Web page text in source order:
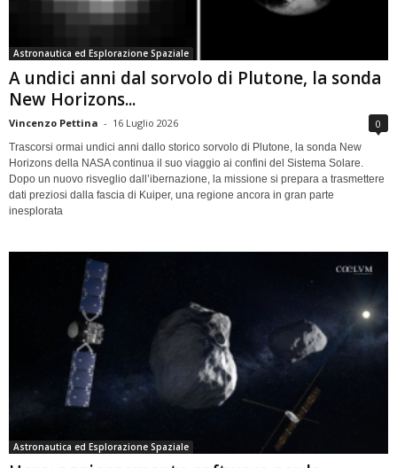
Astronautica ed Esplorazione Spaziale
A undici anni dal sorvolo di Plutone, la sonda
New Horizons...
Vincenzo Pettina - 16 Luglio 2026 0
Trascorsi ormai undici anni dallo storico sorvolo di Plutone, la sonda New
Horizons della NASA continua il suo viaggio ai confini del Sistema Solare.
Dopo un nuovo risveglio dall’ibernazione, la missione si prepara a trasmettere
dati preziosi dalla fascia di Kuiper, una regione ancora in gran parte
inesplorata
Astronautica ed Esplorazione Spaziale